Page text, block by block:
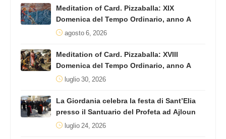
Meditation of Card. Pizzaballa: XIX
Domenica del Tempo Ordinario, anno A
agosto 6, 2026
Meditation of Card. Pizzaballa: XVIII
Domenica del Tempo Ordinario, anno A
luglio 30, 2026
La Giordania celebra la festa di Sant’Elia
presso il Santuario del Profeta ad Ajloun
luglio 24, 2026